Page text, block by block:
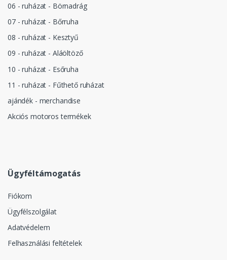
06 - ruházat - Börnadrág
07 - ruházat - Bőrruha
08 - ruházat - Kesztyű
09 - ruházat - Aláöltöző
10 - ruházat - Esőruha
11 - ruházat - Fűthető ruházat
ajándék - merchandise
Akciós motoros termékek
Ügyféltámogatás
Fiókom
Ügyfélszolgálat
Adatvédelem
Felhasználási feltételek